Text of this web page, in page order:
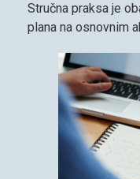
Stručna praksa je
plana na osnovnim